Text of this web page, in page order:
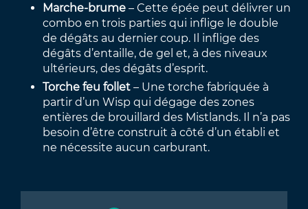
Marche-brume – Cette épée peut délivrer un
combo en trois parties qui inflige le double
de dégâts au dernier coup. Il inflige des
dégâts d’entaille, de gel et, à des niveaux
ultérieurs, des dégâts d’esprit.
Torche feu follet – Une torche fabriquée à
partir d’un Wisp qui dégage des zones
entières de brouillard des Mistlands. Il n’a pas
besoin d’être construit à côté d’un établi et
ne nécessite aucun carburant.